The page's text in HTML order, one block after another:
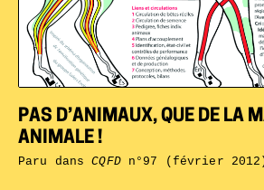
PAS D’ANIMAUX, QUE DE LA
ANIMALE !
Paru dansCQFDn°97 (février